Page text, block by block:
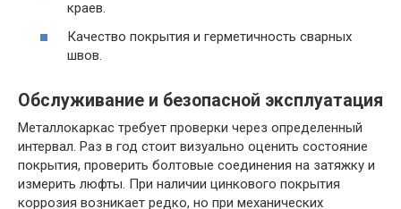
краев.
Качество покрытия и герметичность сварных
швов.
Обслуживание и безопасной эксплуатация
Металлокаркас требует проверки через определенный
интервал. Раз в год стоит визуально оценить состояние
покрытия, проверить болтовые соединения на затяжку и
измерить люфты. При наличии цинкового покрытия
коррозия возникает редко, но при механических